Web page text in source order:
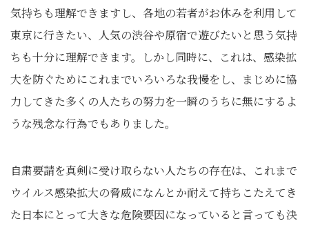
気持ちも理解できますし、各地の若者がお休みを利用して
東京に行きたい、人気の渋谷や原宿で遊びたいと思う気持
ちも十分に理解できます。しかし同時に、これは、感染拡
大を防ぐためにこれまでいろいろな我慢をし、まじめに協
力してきた多くの人たちの努力を一瞬のうちに無にするよ
うな残念な行為でもありました。
自粛要請を真剣に受け取らない人たちの存在は、これまで
ウイルス感染拡大の脅威になんとか耐えて持ちこたえてき
た日本にとって大きな危険要因になっていると言っても決